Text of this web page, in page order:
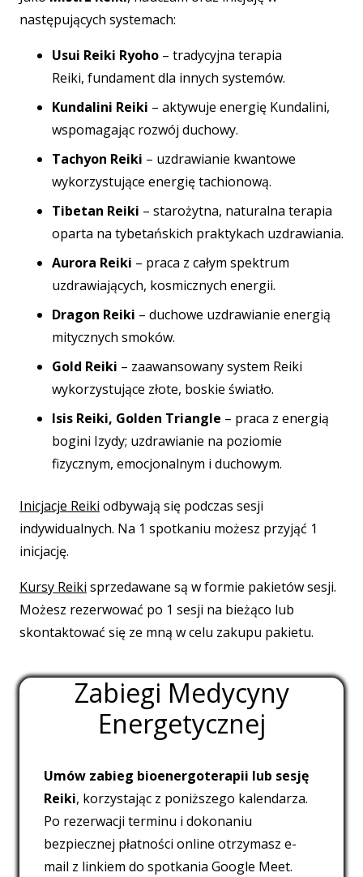
następujących systemach:
Usui Reiki Ryoho – tradycyjna terapia
Reiki, fundament dla innych systemów.
Kundalini Reiki – aktywuje energię Kundalini,
wspomagając rozwój duchowy.
Tachyon Reiki – uzdrawianie kwantowe
wykorzystujące energię tachionową.
Tibetan Reiki – starożytna, naturalna terapia
oparta na tybetańskich praktykach uzdrawiania.
Aurora Reiki – praca z całym spektrum
uzdrawiających, kosmicznych energii.
Dragon Reiki – duchowe uzdrawianie energią
mitycznych smoków.
Gold Reiki – zaawansowany system Reiki
wykorzystujące złote, boskie światło.
Isis Reiki, Golden Triangle – praca z energią
bogini Izydy; uzdrawianie na poziomie
fizycznym, emocjonalnym i duchowym.
Inicjacje Reiki odbywają się podczas sesji
indywidualnych. Na 1 spotkaniu możesz przyjąć 1
inicjację.
Kursy Reiki sprzedawane są w formie pakietów sesji.
Możesz rezerwować po 1 sesji na bieżąco lub
skontaktować się ze mną w celu zakupu pakietu.
Zabiegi Medycyny
Energetycznej
Umów zabieg bioenergoterapii lub sesję
Reiki, korzystając z poniższego kalendarza.
Po rezerwacji terminu i dokonaniu
bezpiecznej płatności online otrzymasz e-
mail z linkiem do spotkania Google Meet.